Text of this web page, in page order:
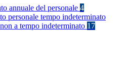
annuale del personale 4
personale tempo indeterminato
a tempo indeterminato 17